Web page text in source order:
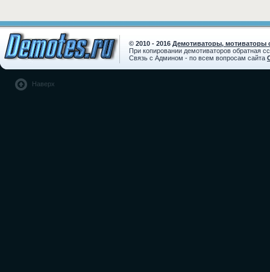
© 2010 - 2016 Демотиваторы, мотиваторы
При копировании демотиваторов обратная
Связь с Админом - по всем вопросам сайта
Наверх